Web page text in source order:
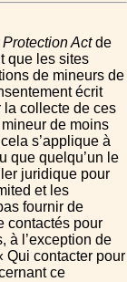
Actde
que les sites
de mineurs de
écrit
la collecte de ces
de moins
s’applique à
que quelqu’un le
juridique pour
et les
fournir de
contactés pour
à l’exception de
Qui contacter pour
ce